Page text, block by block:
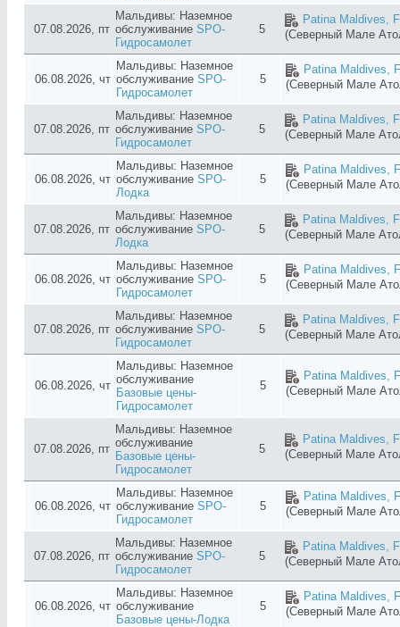
07.08.2026, пт
Мальдивы: Наземное
обслуживание SPO-
Гидросамолет
5
Patina Maldives,
(Северный Мале
06.08.2026, чт
Мальдивы: Наземное
обслуживание SPO-
Гидросамолет
5
Patina Maldives,
(Северный Мале
07.08.2026, пт
Мальдивы: Наземное
обслуживание SPO-
Гидросамолет
5
Patina Maldives,
(Северный Мале
06.08.2026, чт
Мальдивы: Наземное
обслуживание SPO-
Лодка
5
Patina Maldives,
(Северный Мале
07.08.2026, пт
Мальдивы: Наземное
обслуживание SPO-
Лодка
5
Patina Maldives,
(Северный Мале
06.08.2026, чт
Мальдивы: Наземное
обслуживание SPO-
Гидросамолет
5
Patina Maldives,
(Северный Мале
07.08.2026, пт
Мальдивы: Наземное
обслуживание SPO-
Гидросамолет
5
Patina Maldives,
(Северный Мале
06.08.2026, чт
Мальдивы: Наземное
обслуживание
Базовые цены-
Гидросамолет
5
Patina Maldives,
(Северный Мале
07.08.2026, пт
Мальдивы: Наземное
обслуживание
Базовые цены-
Гидросамолет
5
Patina Maldives,
(Северный Мале
06.08.2026, чт
Мальдивы: Наземное
обслуживание SPO-
Гидросамолет
5
Patina Maldives,
(Северный Мале
07.08.2026, пт
Мальдивы: Наземное
обслуживание SPO-
Гидросамолет
5
Patina Maldives,
(Северный Мале
06.08.2026, чт
Мальдивы: Наземное
обслуживание
Базовые цены-Лодка
5
Patina Maldives,
(Северный Мале